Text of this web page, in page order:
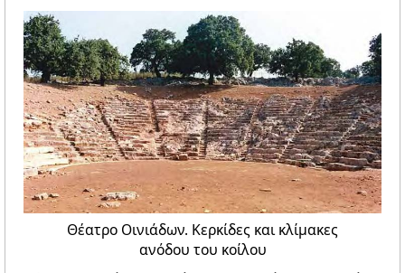
Θέατρο Οινιάδων. Κερκίδες και κλίμακες
ανόδου του κοίλου